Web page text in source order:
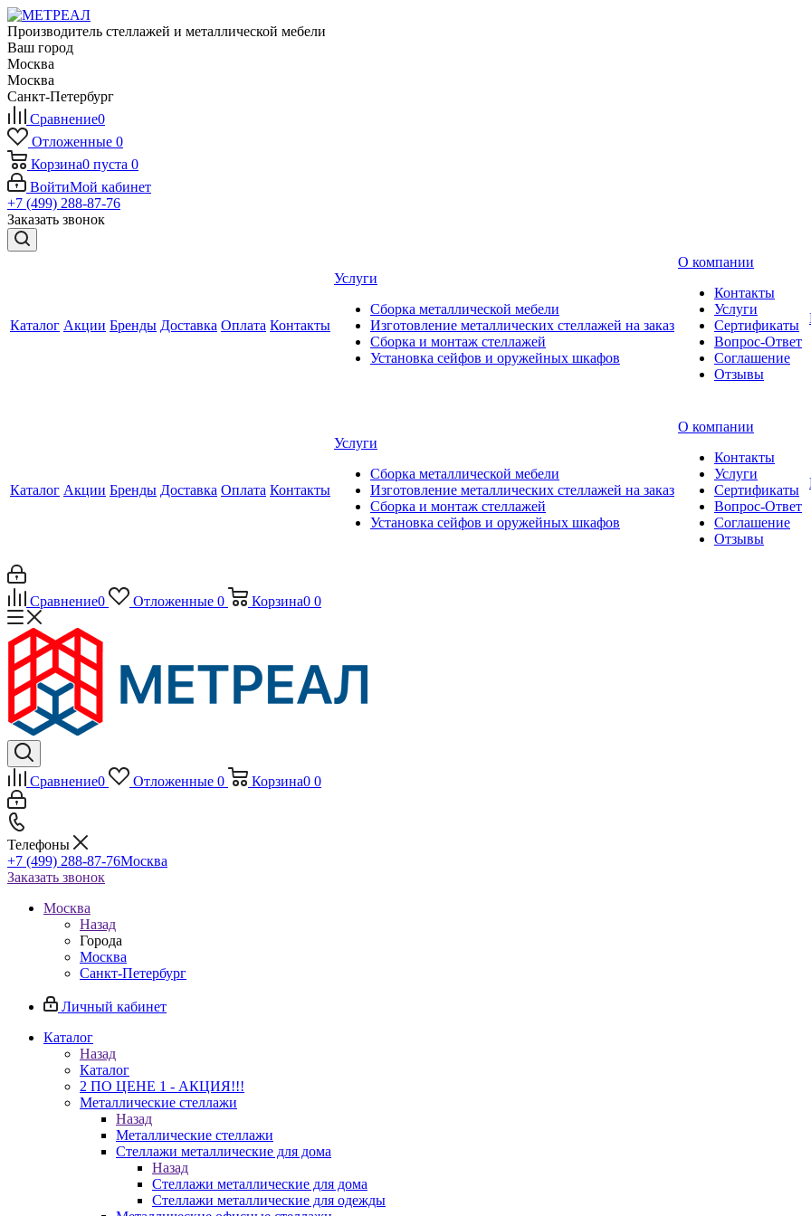
Производитель стеллажей и металлической мебели
Ваш город
Москва
Москва
Санкт-Петербург
Сравнение0
Отложенные 0
Корзина0 пуста 0
ВойтиМой кабинет
+7 (499) 288-87-76
Заказать звонок
Каталог Акции Бренды Доставка Оплата Контакты
Услуги
Сборка металлической мебели
Изготовление металлических стеллажей на заказ
Сборка и монтаж стеллажей
Установка сейфов и оружейных шкафов
О компании
Контакты
Услуги
Сертификаты
Вопрос-Ответ
Соглашение
Отзывы
Каталог Акции Бренды Доставка Оплата Контакты
Услуги
Сборка металлической мебели
Изготовление металлических стеллажей на заказ
Сборка и монтаж стеллажей
Установка сейфов и оружейных шкафов
О компании
Контакты
Услуги
Сертификаты
Вопрос-Ответ
Соглашение
Отзывы
Сравнение0 Отложенные 0 Корзина0 0
Сравнение0 Отложенные 0 Корзина0 0
Телефоны
+7 (499) 288-87-76Москва
Заказать звонок
Москва
Назад
Города
Москва
Санкт-Петербург
Личный кабинет
Каталог
Назад
Каталог
2 ПО ЦЕНЕ 1 - АКЦИЯ!!!
Металлические стеллажи
Назад
Металлические стеллажи
Стеллажи металлические для дома
Назад
Стеллажи металлические для дома
Стеллажи металлические для одежды